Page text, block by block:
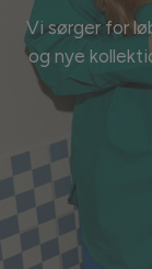
Vi sørger for
og nye